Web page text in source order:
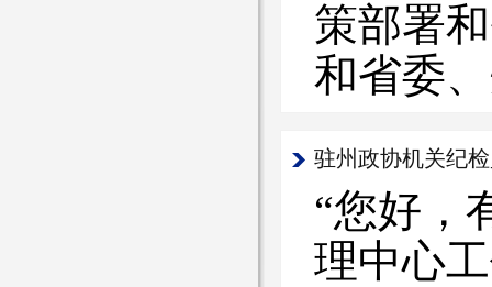
策部署
和省委
驻州政协机关纪
“您好，
理中心